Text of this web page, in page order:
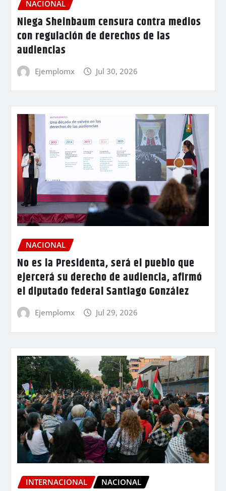
NACIONAL
Niega Sheinbaum censura contra medios
con regulación de derechos de las
audiencias
Ejemplomx Jul 30, 2026
NACIONAL
No es la Presidenta, será el pueblo que
ejercerá su derecho de audiencia, afirmó
el diputado federal Santiago González
Ejemplomx Jul 29, 2026
INTERNACIONAL NACIONAL